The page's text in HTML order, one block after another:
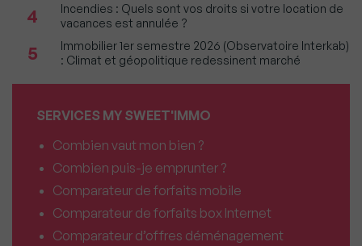
4
Incendies : Quels sont vos droits si votre location de
vacances est annulée ?
5
Immobilier 1er semestre 2026 (Observatoire Interkab)
: Climat et géopolitique redessinent marché
SERVICES MY SWEET'IMMO
Combien vaut mon bien ?
Combien puis-je emprunter ?
Comparateur de forfaits mobile
Comparateur de forfaits box Internet
Comparateur d’offres déménagement